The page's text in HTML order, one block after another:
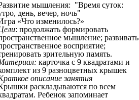
мышления: "Время суток:
день, вечер, ночь"
«Что изменилось?»
: продолжать формировать
мышление; развивать
восприятие;
зрительную память.
карточка с 9 квадратами и
из 9 разноцветных крышек
описание занятия
раскладываются по всем
Ребенок запоминает